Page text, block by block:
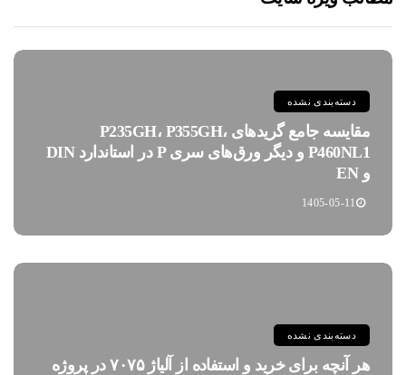
دسته‌بندی نشده
مقایسه جامع گریدهای P235GH، P355GH،
P460NL1 و دیگر ورق‌های سری P در استاندارد DIN
و EN
1405-05-11
دسته‌بندی نشده
هر آنچه برای خرید و استفاده از آلیاژ ۷۰۷۵ در پروژه